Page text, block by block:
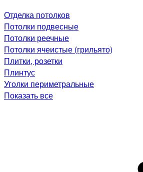
Отделка потолков
Потолки подвесные
Потолки реечные
Потолки ячеистые (грильято)
Плитки, розетки
Плинтус
Уголки периметральные
Показать все